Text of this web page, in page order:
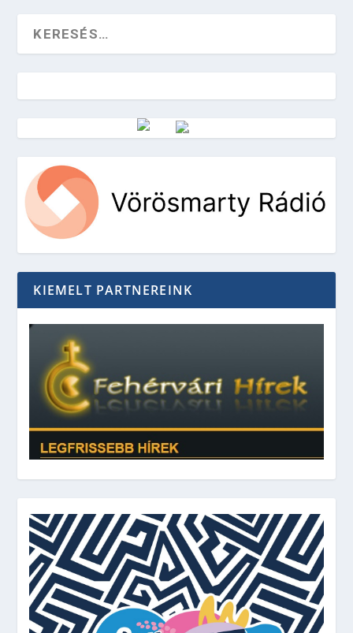
Vörösmarty Rádió
KIEMELT PARTNEREINK